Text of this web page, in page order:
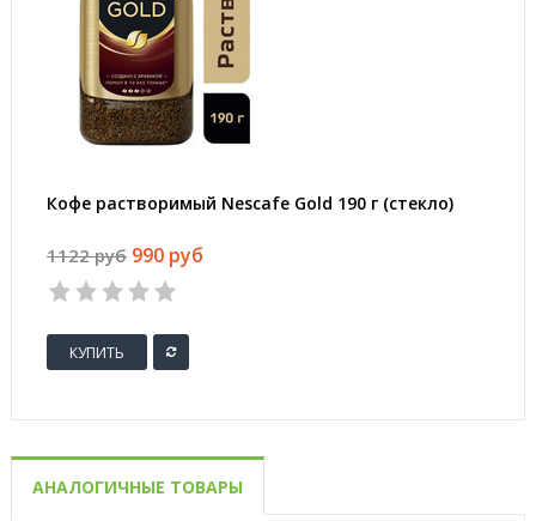
Кофе растворимый Nescafe Gold 190 г (стекло)
1122 руб 990 руб
КУПИТЬ
АНАЛОГИЧНЫЕ ТОВАРЫ